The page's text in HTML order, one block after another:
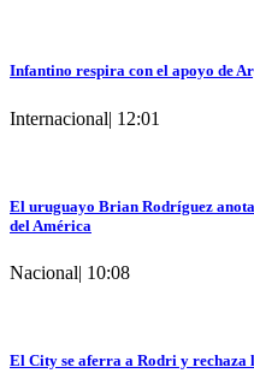
Infantino respira con el apoyo de
Internacional| 12:01
El uruguayo Brian Rodríguez
del América
Nacional| 10:08
El City se aferra a Rodri y